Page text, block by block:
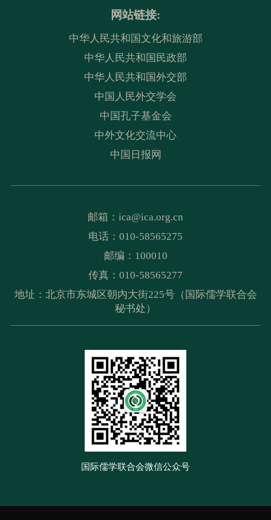
网站链接:
中华人民共和国文化和旅游部
中华人民共和国民政部
中华人民共和国外交部
中国人民外交学会
中国孔子基金会
中外文化交流中心
中国日报网
邮箱： ica@ica.org.cn
电话：010-58565275
邮编：100010
传真：010-58565277
地址：北京市东城区朝内大街225号（国际儒学联合会
秘书处）
国际儒学联合会微信公众号